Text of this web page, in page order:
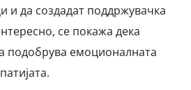
и да создадат поддржувачка
се покажа дека
подобрува емоционалната